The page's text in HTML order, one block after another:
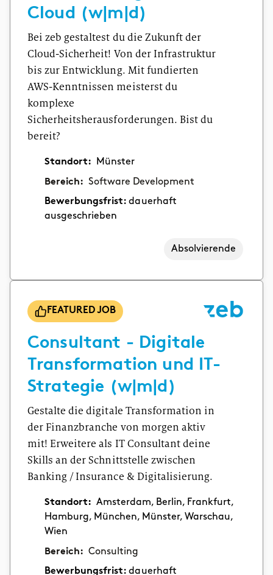
Cloud (w|m|d)
Bei zeb gestaltest du die Zukunft der
Cloud-Sicherheit! Von der Infrastruktur
bis zur Entwicklung. Mit fundierten
AWS-Kenntnissen meisterst du
komplexe
Sicherheitsherausforderungen. Bist du
bereit?
Standort: Münster
Bereich: Software Development
Bewerbungsfrist:dauerhaft
ausgeschrieben
Absolvierende
FEATURED JOB
Consultant - Digitale
Transformation und IT-
Strategie (w|m|d)
Gestalte die digitale Transformation in
der Finanzbranche von morgen aktiv
mit! Erweitere als IT Consultant deine
Skills an der Schnittstelle zwischen
Banking / Insurance & Digitalisierung.
Standort: Amsterdam, Berlin, Frankfurt,
Hamburg, München, Münster, Warschau,
Wien
Bereich: Consulting
Bewerbungsfrist:dauerhaft